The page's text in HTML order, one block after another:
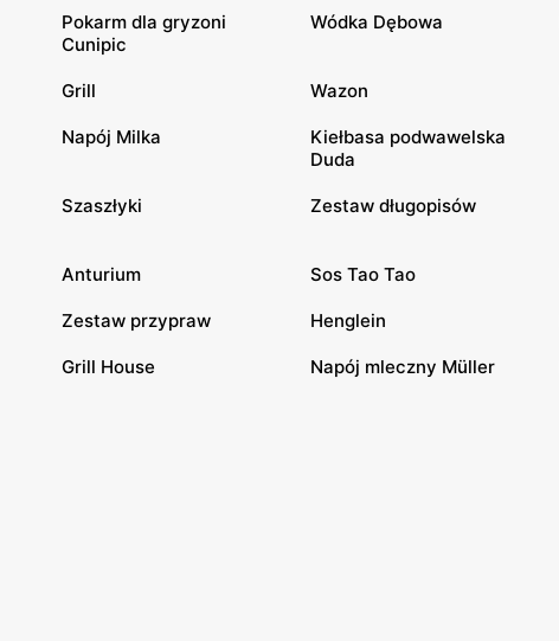
Pokarm dla gryzoni
Cunipic
Wódka Dębowa
Grill Wazon
Napój Milka
Kiełbasa podwawelska
Duda
Szaszłyki Zestaw długopisów
Anturium Sos Tao Tao
Zestaw przypraw Henglein
Grill House Napój mleczny Müller